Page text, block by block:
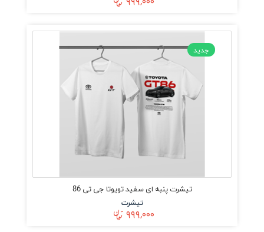
جدید
تیشرت پنبه ای سفید تویوتا جی تی 86
تیشرت
۹۹۹,۰۰۰